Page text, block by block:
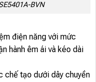
BVN
điện năng với mức
hành êm ái và kéo dài
chế tạo dưới dây chuyền